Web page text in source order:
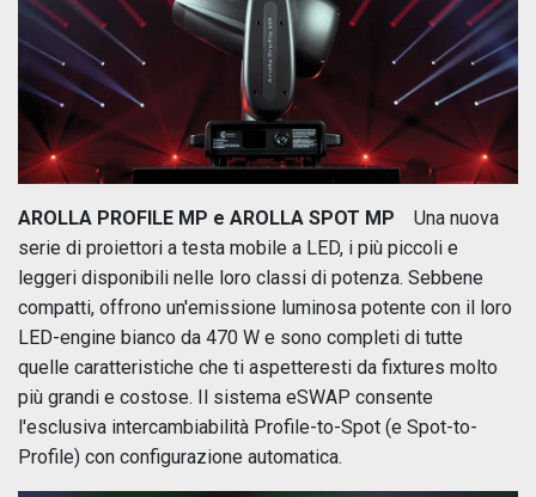
AROLLA PROFILE MP e AROLLA SPOT MP Una nuova
serie di proiettori a testa mobile a LED, i più piccoli e
leggeri disponibili nelle loro classi di potenza. Sebbene
compatti, offrono un'emissione luminosa potente con il loro
LED-engine bianco da 470 W e sono completi di tutte
quelle caratteristiche che ti aspetteresti da fixtures molto
più grandi e costose. Il sistema eSWAP consente
l'esclusiva intercambiabilità Profile-to-Spot (e Spot-to-
Profile) con configurazione automatica.